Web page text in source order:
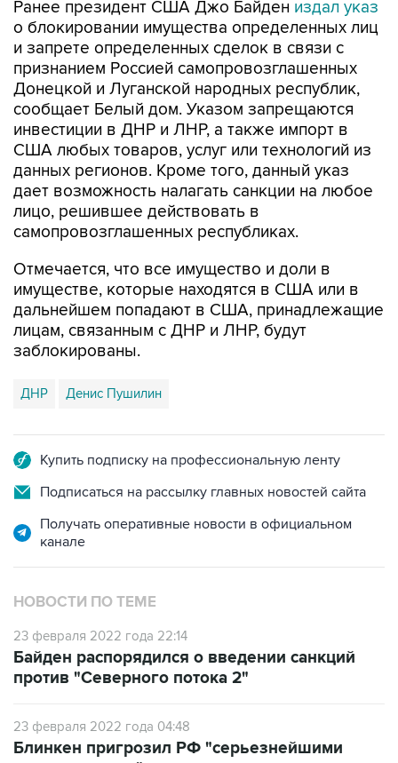
и запрете определенных сделок в связи с
признанием Россией самопровозглашенных
Донецкой и Луганской народных республик,
сообщает Белый дом. Указом запрещаются
инвестиции в ДНР и ЛНР, а также импорт в
США любых товаров, услуг или технологий из
данных регионов. Кроме того, данный указ
дает возможность налагать санкции на любое
лицо, решившее действовать в
самопровозглашенных республиках.
Отмечается, что все имущество и доли в
дальнейшем попадают в США, принадлежащие
лицам, связанным с ДНР и ЛНР, будут
заблокированы.
ДНР Денис Пушилин
Подписаться на рассылку главных новостей сайта
Получать оперативные новости в официальном
НОВОСТИ ПО ТЕМЕ
23 февраля 2022 года 22:14
против "Северного потока 2"
23 февраля 2022 года 04:48
последствиями" при эскалации ситуации
вокруг Украины